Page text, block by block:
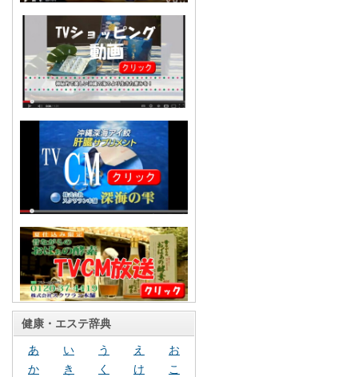
健康・エステ辞典
あ い う え
お
か
き く け
こ